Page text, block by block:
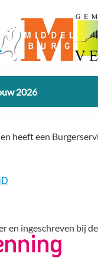
2026
heeft een
en ingeschreven bij